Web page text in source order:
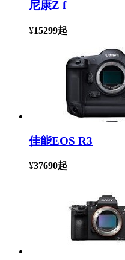
尼康Z f
¥15299起
佳能EOS R3
¥37690起